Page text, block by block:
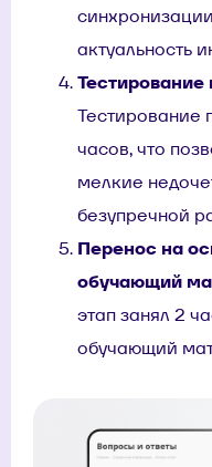
актуальность
Тестирование
Тестирование
часов, что
мелкие
безупречной
Перенос на
обучающий
этап занял 2
обучающий